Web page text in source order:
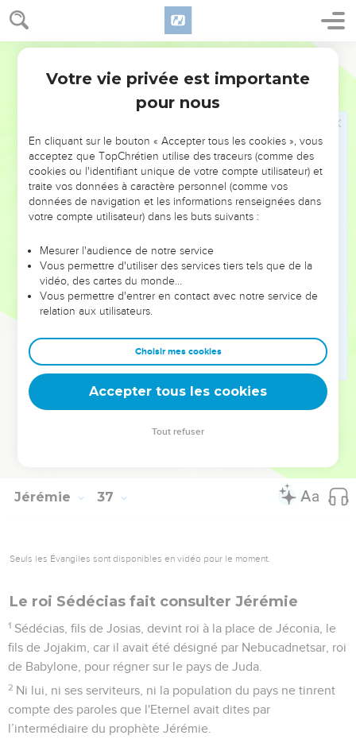
Jérémie 36
et le prophète Jérémie, mais l'Eternel les cacha.
La parole de l'Eternel fut adressée à Jérémie après que le
roi eut brûlé le livre contenant les paroles que Baruc avait
écrites sous sa dictée :
« Prends un autre livre et écris-y toutes les paroles qui
Juda, a brûlé.
A propos de Jojakim, roi de Juda, tu diras : ‘Voici ce que
dit l’Eternel : Toi, tu as brûlé ce livre en disant : Pourquoi y
as-tu écrit que le roi de Babylone viendra, détruira ce pays et
en fera disparaître les hommes et les bêtes ?
C'est pourquoi, voici ce que dit l’Eternel au sujet de
Jojakim, roi de Juda : Aucun des siens ne siégera sur le
trône de David et son cadavre sera exposé à la chaleur
pendant le jour et au froid pendant la nuit.
31
ses serviteurs à cause de leurs fautes, et je ferai venir sur
eux, sur les habitants de Jérusalem et sur les Judéens tout le
mal dont je les ai menacés sans qu'ils en tiennent compte.’ »
Jérémie prit un autre livre et le donna au scribe Baruc, fils
de Nérija. Celui-ci y écrivit, sous sa dictée, toutes les paroles
Jérémie 37
Seuls les Évangiles sont disponibles en vidéo pour le moment.
Le roi Sédécias fait consulter Jérémie
1 Sédécias, fils de Josias, devint roi à la place de Jéconia, le
fils de Jojakim, car il avait été désigné par Nebucadnetsar, roi
de Babylone, pour régner sur le pays de Juda.
2 Ni lui, ni ses serviteurs, ni la population du pays ne tinrent
compte des paroles que l'Eternel avait dites par
l’intermédiaire du prophète Jérémie.
Votre vie privée est importante
pour nous
En cliquant sur le bouton « Accepter tous les cookies », vous
acceptez que TopChrétien utilise des traceurs (comme des
cookies ou l'identifiant unique de votre compte utilisateur) et
traite vos données à caractère personnel (comme vos
données de navigation et les informations renseignées dans
votre compte utilisateur) dans les buts suivants :
Mesurer l'audience de notre service
Vous permettre d'utiliser des services tiers tels que de la
vidéo, des cartes du monde…
Vous permettre d'entrer en contact avec notre service de
relation aux utilisateurs.
Choisir mes cookies
Accepter tous les cookies
Tout refuser